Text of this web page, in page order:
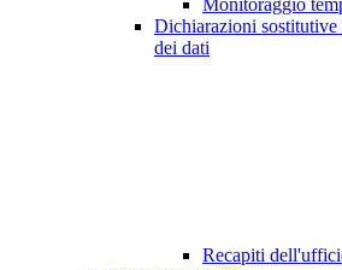
Monitoraggio
Dichiarazioni
dei dati
Recapiti